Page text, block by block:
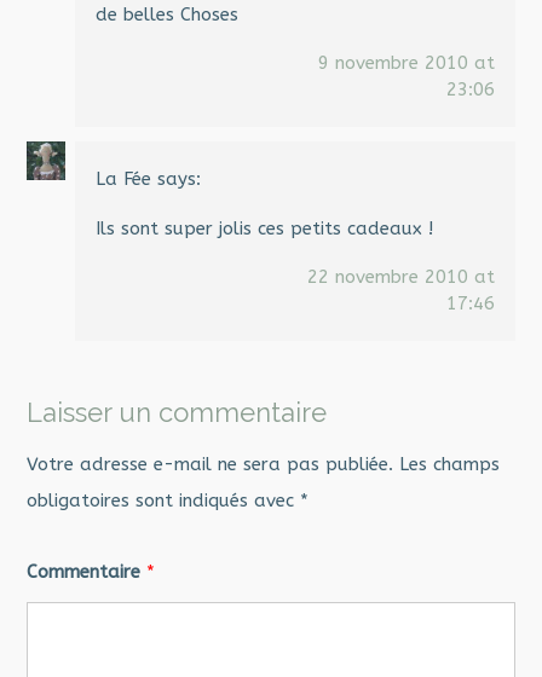
de belles Choses
9 novembre 2010 at
23:06
La Fée says:
Ils sont super jolis ces petits cadeaux !
22 novembre 2010 at
17:46
Laisser un commentaire
Votre adresse e-mail ne sera pas publiée. Les champs
obligatoires sont indiqués avec *
Commentaire *